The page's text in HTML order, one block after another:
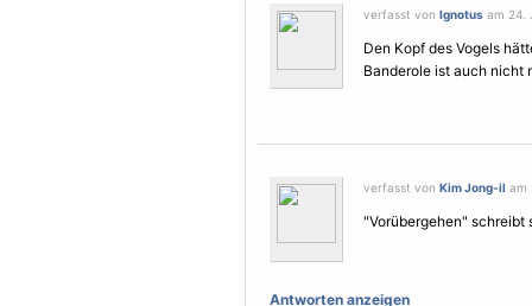
verfasst von Ignotus am 24.
Den Kopf des Vogels
Banderole ist auch nicht
verfasst von Kim Jong-il am
"Vorübergehen" schreibt
Antworten anzeigen